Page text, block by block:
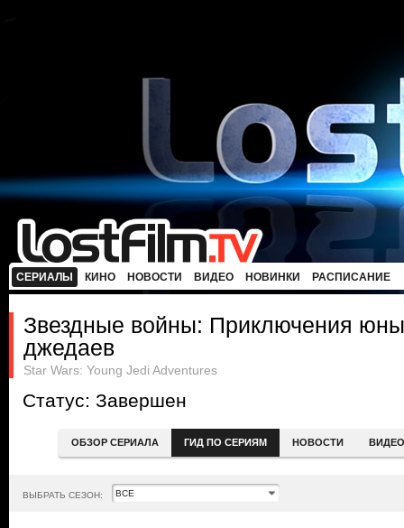
СЕРИАЛЫ КИНО НОВОСТИ ВИДЕО НОВИНКИ РАСПИСАНИЕ
Звездные войны: Приключения
джедаев
Star Wars: Young Jedi Adventures
Статус: Завершен
ОБЗОР СЕРИАЛА ГИД ПО СЕРИЯМ НОВОСТИ ВИДЕО
ВЫБРАТЬ СЕЗОН: